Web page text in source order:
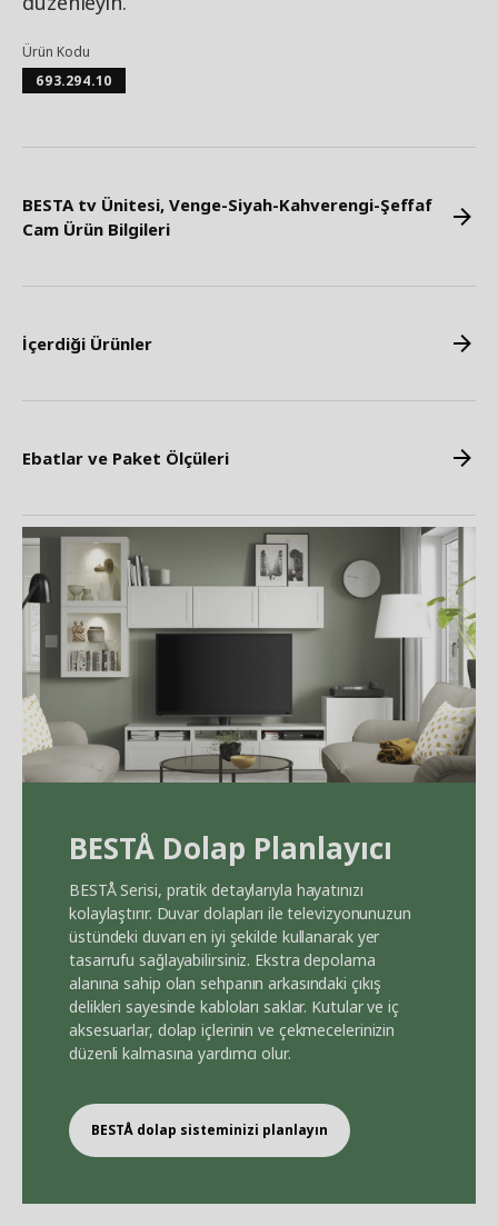
Ürün Kodu
693.294.10
BESTA tv Ünitesi, Venge-Siyah-Kahverengi-Şeffaf
Cam Ürün Bilgileri
İçerdiği Ürünler
Ebatlar ve Paket Ölçüleri
BESTÅ Dolap Planlayıcı
BESTÅSerisi, pratik detaylarıyla hayatınızı
kolaylaştırır. Duvar dolapları ile televizyonunuzun
üstündeki duvarı en iyi şekilde kullanarak yer
tasarrufu sağlayabilirsiniz. Ekstra depolama
alanına sahip olan sehpanın arkasındaki çıkış
delikleri sayesinde kabloları saklar. Kutular ve iç
aksesuarlar, dolap içlerinin ve çekmecelerinizin
düzenli kalmasına yardımcı olur.
BESTÅ dolap sisteminizi planlayın